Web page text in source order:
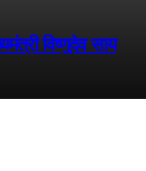
विष्णुदेव साय